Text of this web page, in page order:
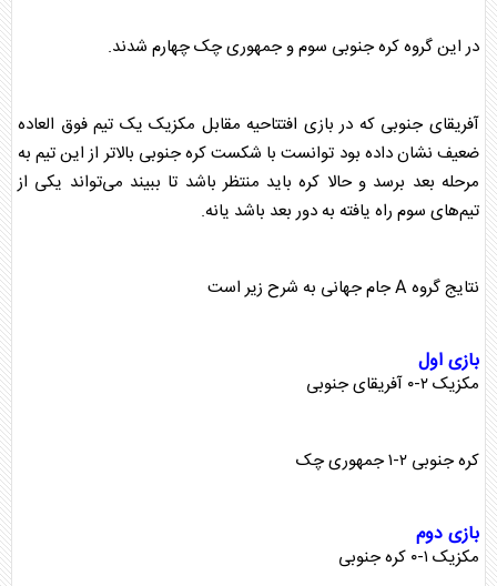
در این گروه کره جنوبی سوم و جمهوری چک چهارم شدند.
آفریقای جنوبی که در بازی افتتاحیه مقابل مکزیک یک تیم فوق العاده
ضعیف نشان داده بود توانست با شکست کره جنوبی بالاتر از این تیم به
مرحله بعد برسد و حالا کره باید منتظر باشد تا ببیند می‌تواند یکی از
تیم‌های سوم راه یافته به دور بعد باشد یانه.
نتایج گروه A جام جهانی به شرح زیر است
بازی اول
مکزیک ۲-۰ آفریقای جنوبی
کره جنوبی ۲-۱ جمهوری چک
بازی دوم
مکزیک ۱-۰ کره جنوبی